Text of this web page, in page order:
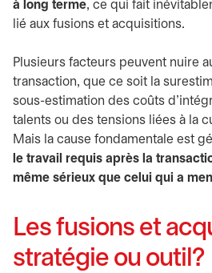
à long terme, ce qui fait
lié aux fusions et acquisitions.
Plusieurs facteurs peuvent nuire
transaction, que ce soit la
sous-estimation des coûts
talents ou des tensions liées à la
Mais la cause fondamentale est
le travail requis après la
même sérieux que celui qui a
Les fusions et
stratégie ou outil?